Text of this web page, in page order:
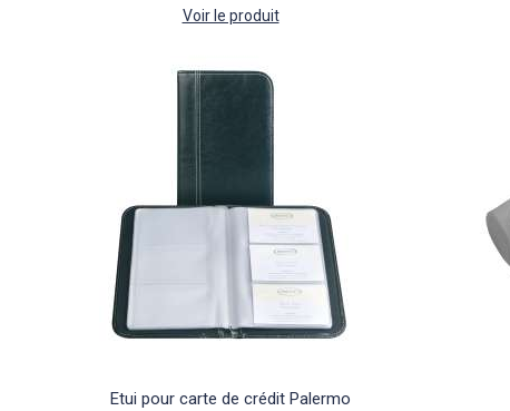
Voir le produit
Etui pour carte de crédit Palermo